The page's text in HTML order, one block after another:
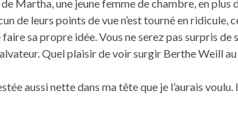
Martha, une jeune femme de chambre, en plus
de leurs points de vue n’est tourné en ridicule,
sa propre idée. Vous ne serez pas surpris de
Quel plaisir de voir surgir Berthe Weill
aussi nette dans ma tête que je l’aurais voulu.